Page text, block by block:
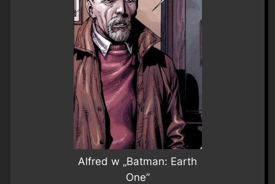
Alfred w „Batman: Earth
One”